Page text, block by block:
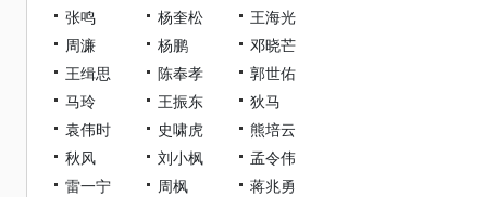
张鸣
杨奎松
王海光
周濂
杨鹏
邓晓芒
王缉思
陈奉孝
郭世佑
马玲
王振东
狄马
袁伟时
史啸虎
熊培云
秋风
刘小枫
孟令伟
雷一宁
周枫
蒋兆勇